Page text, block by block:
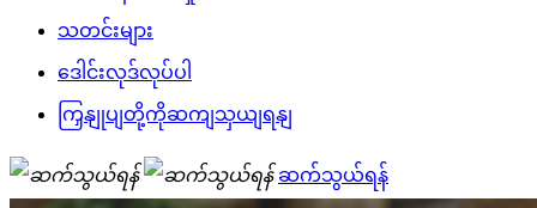
သတင်းများ
ဒေါင်းလုဒ်လုပ်ပါ
ကြှနျုပျတို့ကိုဆကျသှယျရနျ
ဆက်သွယ်ရန်